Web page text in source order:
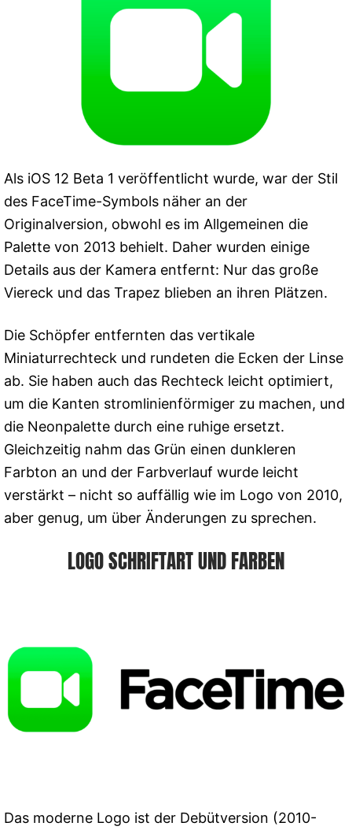
Als iOS 12 Beta 1 veröffentlicht wurde, war der Stil
des FaceTime-Symbols näher an der
Originalversion, obwohl es im Allgemeinen die
Palette von 2013 behielt. Daher wurden einige
Details aus der Kamera entfernt: Nur das große
Viereck und das Trapez blieben an ihren Plätzen.
Die Schöpfer entfernten das vertikale
Miniaturrechteck und rundeten die Ecken der Linse
ab. Sie haben auch das Rechteck leicht optimiert,
um die Kanten stromlinienförmiger zu machen, und
die Neonpalette durch eine ruhige ersetzt.
Gleichzeitig nahm das Grün einen dunkleren
Farbton an und der Farbverlauf wurde leicht
verstärkt – nicht so auffällig wie im Logo von 2010,
aber genug, um über Änderungen zu sprechen.
LOGO SCHRIFTART UND FARBEN
Das moderne Logo ist der Debütversion (2010-